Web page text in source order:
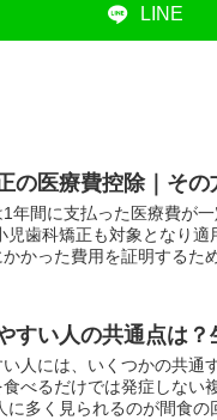
LINE
の医療費控除｜そ
年間に支払った医療費が
児歯科矯正も対象となり
かった費用を証明するた
すい人の共通点は
人には、いくつかの共通
べるだけでは発症しない
に多く見られるのが間食の